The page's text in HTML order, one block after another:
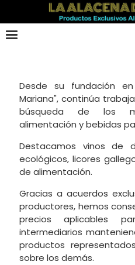
Desde su fundación
Mariana", continúa
búsqueda de los
alimentación y bebidas
Destacamos vinos de
ecológicos, licores
de alimentación.
Gracias a acuerdos
productores, hemos
precios aplicables
intermediarios
productos
sobre los demás.